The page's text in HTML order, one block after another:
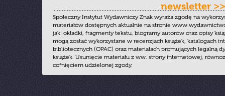
newsletter >>
Społeczny Instytut Wydawniczy Znak wyraża zgodę na
materiałów dostępnych aktualnie na stronie
jak: okładki, fragmenty tekstu, biogramy autorów oraz opisy
mogą zostać wykorzystane w recenzjach książek, katalogach
bibliotecznych (OPAC) oraz materiałach promujących legalną
książek. Usunięcie materiału z ww. strony internetowej,
cofnięciem udzielonej zgody.